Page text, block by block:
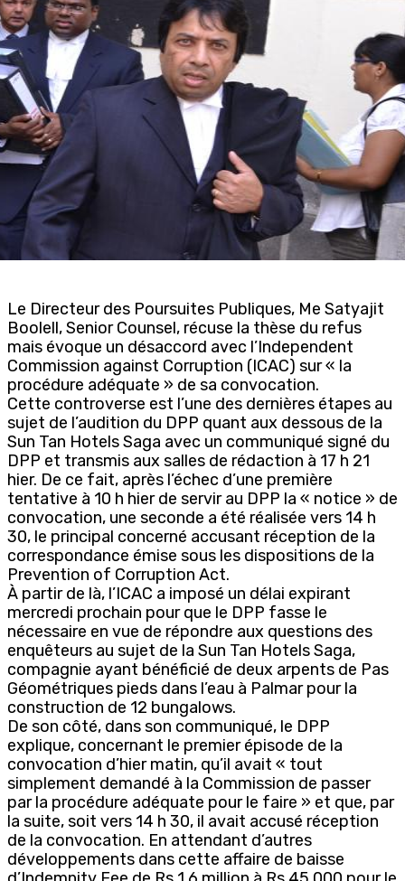
Le Directeur des Poursuites Publiques, Me Satyajit
Boolell, Senior Counsel, récuse la thèse du refus
mais évoque un désaccord avec l’Independent
Commission against Corruption (ICAC) sur « la
procédure adéquate » de sa convocation.
Cette controverse est l’une des dernières étapes au
sujet de l’audition du DPP quant aux dessous de la
Sun Tan Hotels Saga avec un communiqué signé du
DPP et transmis aux salles de rédaction à 17 h 21
hier. De ce fait, après l’échec d’une première
tentative à 10 h hier de servir au DPP la « notice » de
convocation, une seconde a été réalisée vers 14 h
30, le principal concerné accusant réception de la
correspondance émise sous les dispositions de la
Prevention of Corruption Act.
À partir de là, l’ICAC a imposé un délai expirant
mercredi prochain pour que le DPP fasse le
nécessaire en vue de répondre aux questions des
enquêteurs au sujet de la Sun Tan Hotels Saga,
compagnie ayant bénéficié de deux arpents de Pas
Géométriques pieds dans l’eau à Palmar pour la
construction de 12 bungalows.
De son côté, dans son communiqué, le DPP
explique, concernant le premier épisode de la
convocation d’hier matin, qu’il avait « tout
simplement demandé à la Commission de passer
par la procédure adéquate pour le faire » et que, par
la suite, soit vers 14 h 30, il avait accusé réception
de la convocation. En attendant d’autres
développements dans cette affaire de baisse